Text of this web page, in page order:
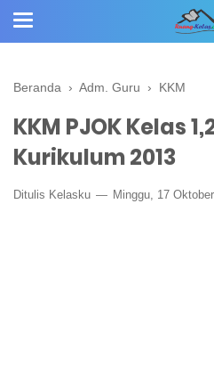
Beranda › Adm. Guru › KKM
KKM PJOK Kelas
Kurikulum 2013
Ditulis Kelasku Minggu, 17